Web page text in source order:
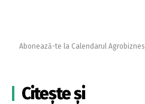
Abonează-te la Calendarul Agrobiznes
Citește și